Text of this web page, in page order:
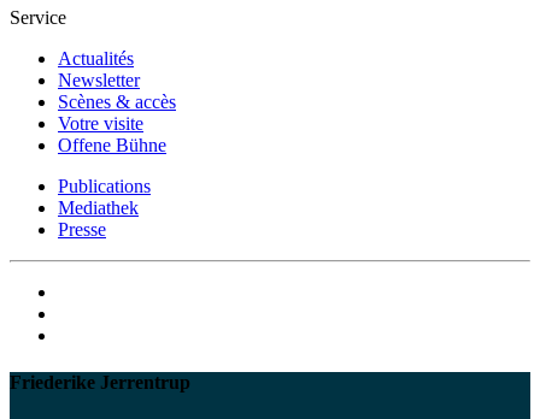
Service
Actualités
Newsletter
Scènes & accès
Votre visite
Offene Bühne
Publications
Mediathek
Presse
Friederike Jerrentrup